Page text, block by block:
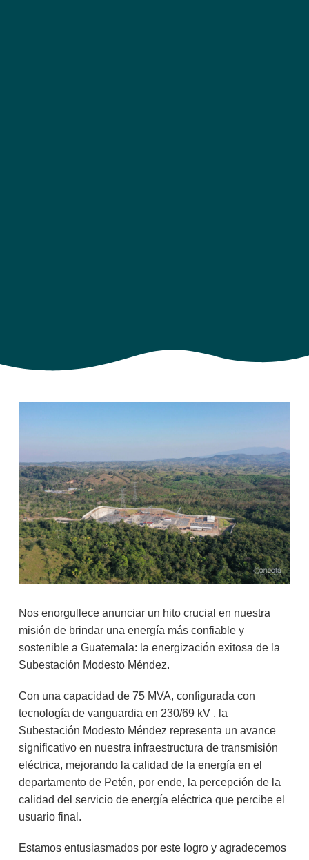
Nos enorgullece anunciar un hito crucial en nuestra
misión de brindar una energía más confiable y
sostenible a Guatemala: la energización exitosa de la
Subestación Modesto Méndez.
Con una capacidad de 75 MVA, configurada con
tecnología de vanguardia en 230/69 kV , la
Subestación Modesto Méndez representa un avance
significativo en nuestra infraestructura de transmisión
eléctrica, mejorando la calidad de la energía en el
departamento de Petén, por ende, la percepción de la
calidad del servicio de energía eléctrica que percibe el
usuario final.
Estamos entusiasmados por este logro y agradecemos